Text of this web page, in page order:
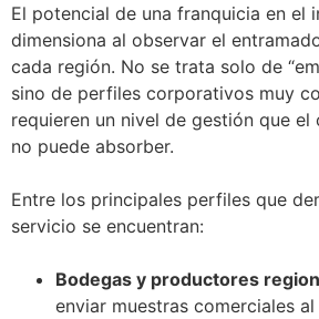
El potencial de una franquicia en el
dimensiona al observar el
cada región. No se trata solo de
sino de perfiles corporativos muy
requieren un nivel de gestión que
no puede absorber.
Entre los principales perfiles que
servicio se encuentran:
Bodegas y productores
enviar muestras comerciales